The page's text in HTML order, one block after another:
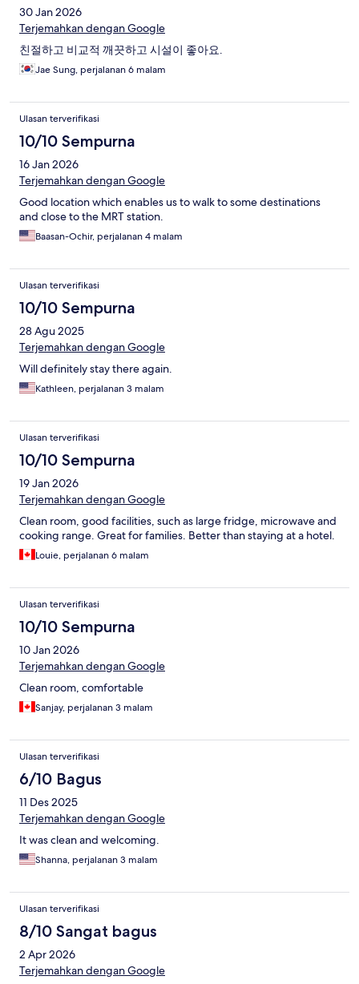
30 Jan 2026
Terjemahkan dengan Google
친절하고 비교적 깨끗하고 시설이 좋아요.
Jae Sung, perjalanan 6 malam
Ulasan terverifikasi
10/10 Sempurna
16 Jan 2026
Terjemahkan dengan Google
Good location which enables us to walk to some destinations
and close to the MRT station.
Baasan-Ochir, perjalanan 4 malam
Ulasan terverifikasi
10/10 Sempurna
28 Agu 2025
Terjemahkan dengan Google
Will definitely stay there again.
Kathleen, perjalanan 3 malam
Ulasan terverifikasi
10/10 Sempurna
19 Jan 2026
Terjemahkan dengan Google
Clean room, good facilities, such as large fridge, microwave and
cooking range. Great for families. Better than staying at a hotel.
Louie, perjalanan 6 malam
Ulasan terverifikasi
10/10 Sempurna
10 Jan 2026
Terjemahkan dengan Google
Clean room, comfortable
Sanjay, perjalanan 3 malam
Ulasan terverifikasi
6/10 Bagus
11 Des 2025
Terjemahkan dengan Google
It was clean and welcoming.
Shanna, perjalanan 3 malam
Ulasan terverifikasi
8/10 Sangat bagus
2 Apr 2026
Terjemahkan dengan Google